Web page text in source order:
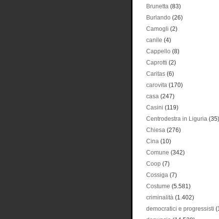
Brunetta (83)
Burlando (26)
Camogli (2)
canile (4)
Cappello (8)
Caprotti (2)
Caritas (6)
carovita (170)
casa (247)
Casini (119)
Centrodestra in Liguria (35)
Chiesa (276)
Cina (10)
Comune (342)
Coop (7)
Cossiga (7)
Costume (5.581)
criminalità (1.402)
democratici e progressisti